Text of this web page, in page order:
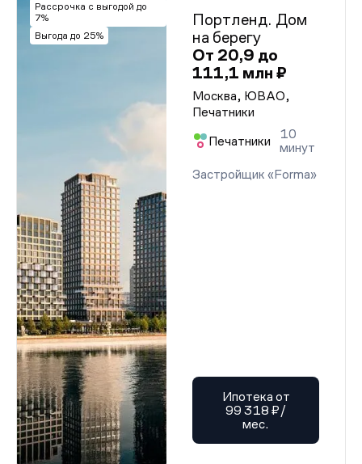
Рассрочка с выгодой до
7%
Выгода до 25%
Портленд. Дом
на берегу
От 20,9 до
111,1 млн ₽
Москва, ЮВАО,
Печатники
Печатники
10
минут
Застройщик «Forma»
Ипотека от
99 318 ₽/
мес.